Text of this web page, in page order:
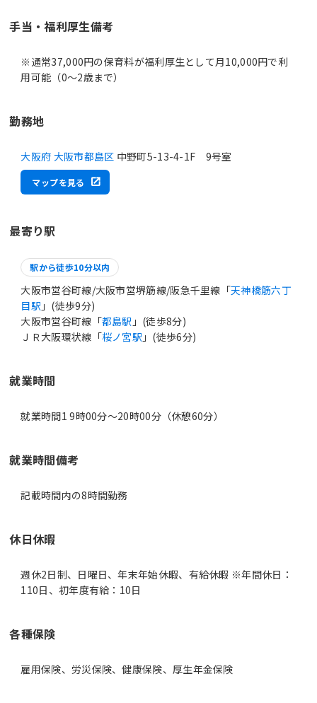
手当・福利厚生備考
※通常37,000円の保育料が福利厚生として月10,000円で利
勤務地
大阪府 大阪市都島区 中野町5-13-4-1F 9号室
マップを見る
最寄り駅
駅から徒歩10分以内
大阪市営谷町線/大阪市営堺筋線/阪急千里線「天神橋筋六丁
目駅 」(徒歩9分)
大阪市営谷町線「都島駅 」(徒歩8分)
ＪＲ大阪環状線「桜ノ宮駅 」(徒歩6分)
就業時間
就業時間1 9時00分〜20時00分（休憩60分）
就業時間備考
休日休暇
週休2日制、日曜日、年末年始休暇、有給休暇 ※年間休日：
110日、初年度有給：10日
各種保険
雇用保険、労災保険、健康保険、厚生年金保険